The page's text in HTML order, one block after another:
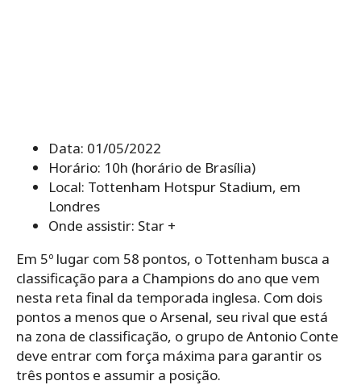
Data: 01/05/2022
Horário: 10h (horário de Brasília)
Local: Tottenham Hotspur Stadium, em
Londres
Onde assistir: Star +
Em 5º lugar com 58 pontos, o Tottenham busca a
classificação para a Champions do ano que vem
nesta reta final da temporada inglesa. Com dois
pontos a menos que o Arsenal, seu rival que está
na zona de classificação, o grupo de Antonio Conte
deve entrar com força máxima para garantir os
três pontos e assumir a posição.